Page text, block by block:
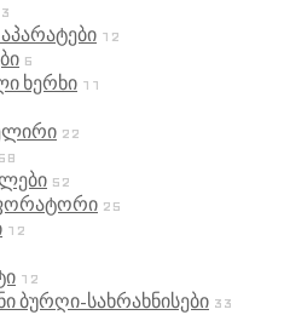
3
12
6
ხერხი 11
22
68
52
25
12
12
ბურღი-სახრახნისები 33